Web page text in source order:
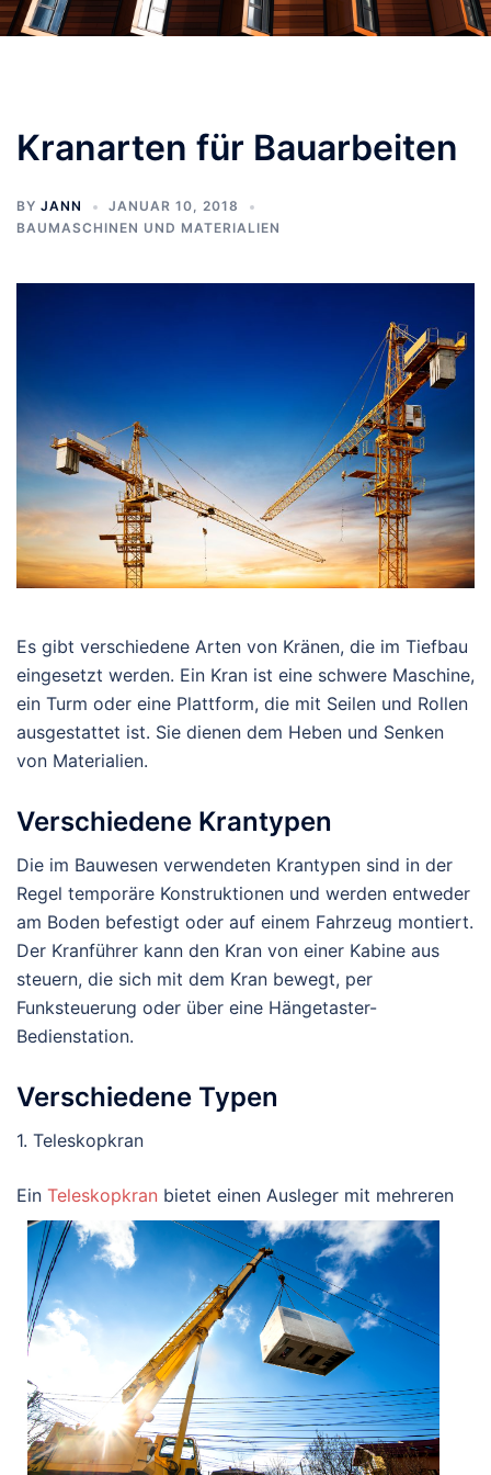
Kranarten für Bauarbeiten
BY JANN
JANUAR 10, 2018
BAUMASCHINEN UND MATERIALIEN
Es gibt verschiedene Arten von Kränen, die im Tiefbau
eingesetzt werden. Ein Kran ist eine schwere Maschine,
ein Turm oder eine Plattform, die mit Seilen und Rollen
ausgestattet ist. Sie dienen dem Heben und Senken
von Materialien.
Verschiedene Krantypen
Die im Bauwesen verwendeten Krantypen sind in der
Regel temporäre Konstruktionen und werden entweder
am Boden befestigt oder auf einem Fahrzeug montiert.
Der Kranführer kann den Kran von einer Kabine aus
steuern, die sich mit dem Kran bewegt, per
Funksteuerung oder über eine Hängetaster-
Bedienstation.
Verschiedene Typen
1. Teleskopkran
Ein Teleskopkran bietet einen Ausleger mit mehreren